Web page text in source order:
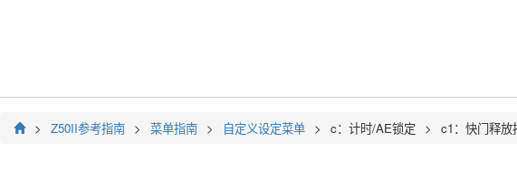
Z50II参考指南 菜单指南 自定义设定菜单 c： 计时/AE锁定 c1： 快门释放